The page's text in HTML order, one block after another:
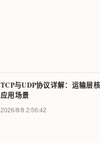
TCP与UDP协议详解：运输层
应用场景
2026/8/8 2:56:42